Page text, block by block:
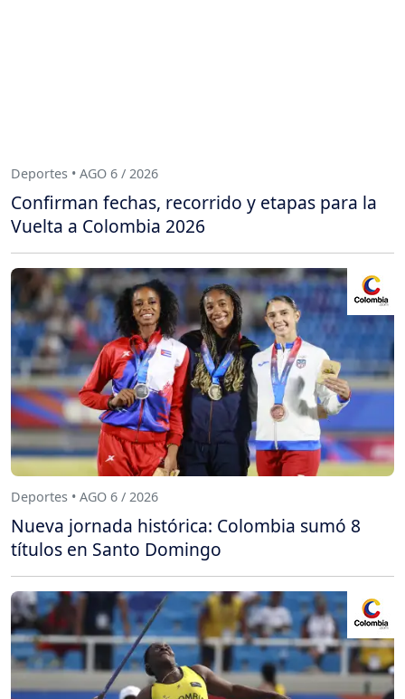
Deportes • AGO 6 / 2026
Confirman fechas, recorrido y etapas para la
Vuelta a Colombia 2026
Deportes • AGO 6 / 2026
Nueva jornada histórica: Colombia sumó 8
títulos en Santo Domingo